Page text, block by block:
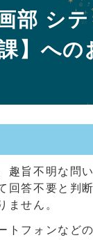
部 シ
】への
趣旨不明な問
回答不要と判
ません。
トフォンなど